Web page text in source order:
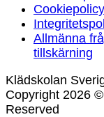
Cookiepolicy
Allmänna
tillskärning
Klädskolan
Copyright 2026
Reserved